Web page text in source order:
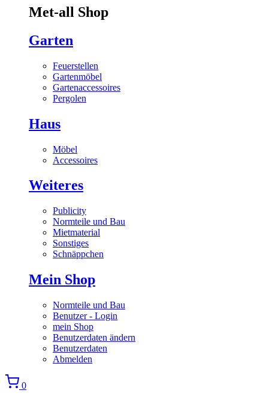
Met-all Shop
Garten
Feuerstellen
Gartenmöbel
Gartenaccessoires
Pergolen
Haus
Möbel
Accessoires
Weiteres
Publicity
Normteile und Bau
Mietmaterial
Sonstiges
Schnäppchen
Mein Shop
Normteile und Bau
Benutzer - Login
mein Shop
Benutzerdaten ändern
Benutzerdaten
Abmelden
0